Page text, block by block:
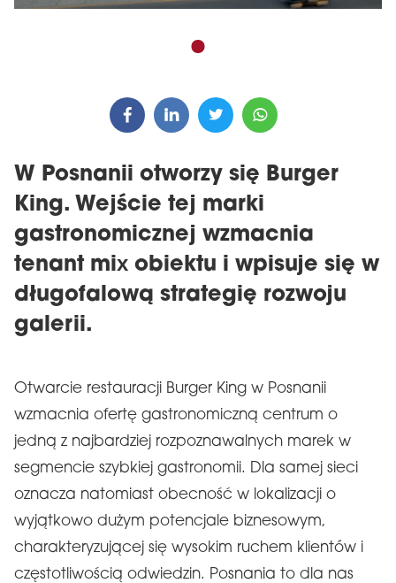
W Posnanii otworzy się Burger
King. Wejście tej marki
gastronomicznej wzmacnia
tenant mix obiektu i wpisuje się w
długofalową strategię rozwoju
galerii.
Otwarcie restauracji Burger King w Posnanii
wzmacnia ofertę gastronomiczną centrum o
jedną z najbardziej rozpoznawalnych marek w
segmencie szybkiej gastronomii. Dla samej sieci
oznacza natomiast obecność w lokalizacji o
wyjątkowo dużym potencjale biznesowym,
charakteryzującej się wysokim ruchem klientów i
częstotliwością odwiedzin. Posnania to dla nas